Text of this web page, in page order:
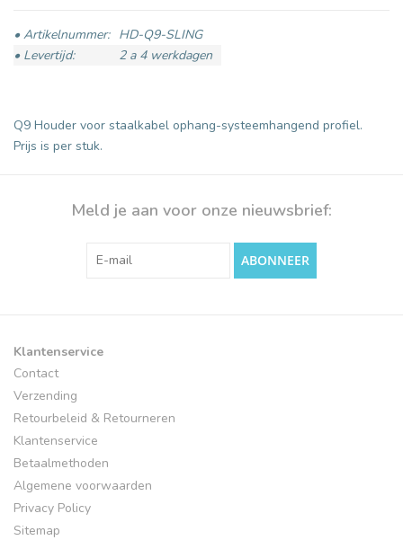
• Artikelnummer: HD-Q9-SLING
• Levertijd:
2 a 4 werkdagen
Q9 Houder voor staalkabel ophang-systeemhangend profiel.
Prijs is per stuk.
Meld je aan voor onze nieuwsbrief:
ABONNEER
Klantenservice
Contact
Verzending
Retourbeleid & Retourneren
Klantenservice
Betaalmethoden
Algemene voorwaarden
Privacy Policy
Sitemap